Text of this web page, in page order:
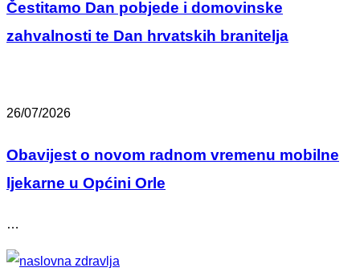
Čestitamo Dan pobjede i domovinske
zahvalnosti te Dan hrvatskih branitelja
26/07/2026
Obavijest o novom radnom vremenu mobilne
ljekarne u Općini Orle
…